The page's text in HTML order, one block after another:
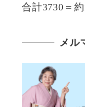
合計3730＝
メル